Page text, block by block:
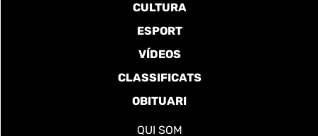
CULTURA
ESPORT
VÍDEOS
CLASSIFICATS
OBITUARI
QUI SOM